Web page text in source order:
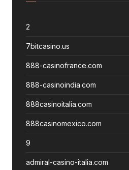
2
7bitcasino.us
888-casinofrance.com
888-casinoindia.com
888casinoitalia.com
888casinomexico.com
9
admiral-casino-italia.com